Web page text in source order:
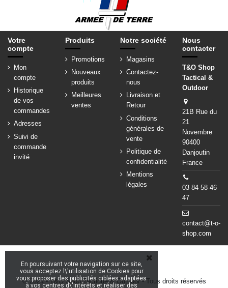
Votre
compte
Mon
compte
Historique
de vos
commandes
Adresses
Suivi de
commande
invité
Produits
Promotions
Nouveaux
produits
Meilleures
ventes
Notre société
Magasins
Contactez-
nous
Livraison et
Retour
Conditions
générales de
vente
Politique de
confidentialité
Mentions
légales
Nous
contacter
T&O Shop
Tactical &
Outdoor
21B Rue du
21
Novembre
90400
Danjoutin
France
03 84 58 46
47
contact@t-o-
shop.com
© 2024 - T&O Shop Tactique & Outdoor - Tous droits réservés
En poursuivant votre navigation sur ce site,
vous acceptez l\'utilisation de Cookies pour
vous proposer des publicités ciblées adaptées
à vos centres d\'intérêts et réaliser des